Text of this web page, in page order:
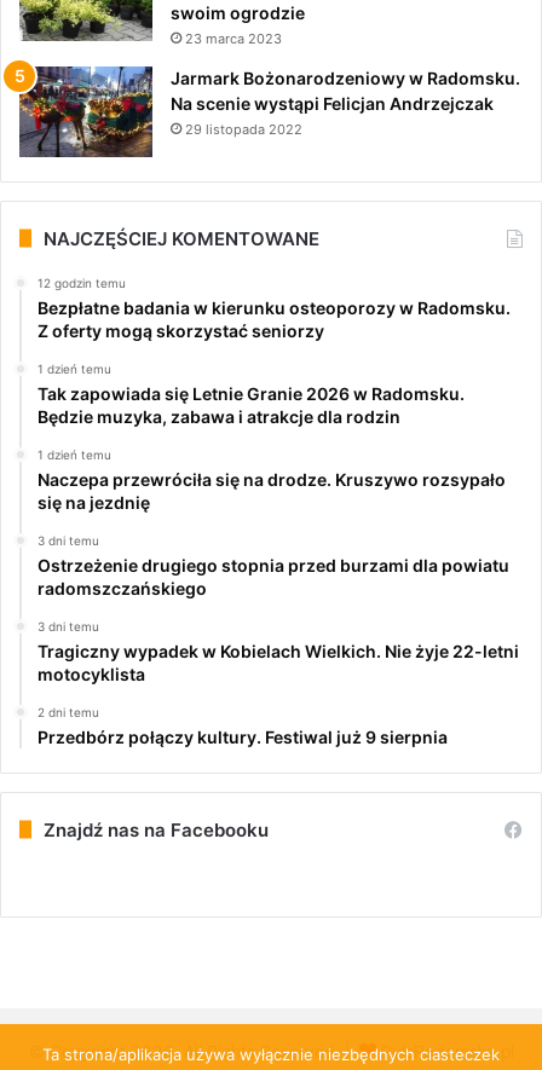
swoim ogrodzie
23 marca 2023
Jarmark Bożonarodzeniowy w Radomsku.
Na scenie wystąpi Felicjan Andrzejczak
29 listopada 2022
NAJCZĘŚCIEJ KOMENTOWANE
12 godzin temu
Bezpłatne badania w kierunku osteoporozy w Radomsku.
Z oferty mogą skorzystać seniorzy
1 dzień temu
Tak zapowiada się Letnie Granie 2026 w Radomsku.
Będzie muzyka, zabawa i atrakcje dla rodzin
1 dzień temu
Naczepa przewróciła się na drodze. Kruszywo rozsypało
się na jezdnię
3 dni temu
Ostrzeżenie drugiego stopnia przed burzami dla powiatu
radomszczańskiego
3 dni temu
Tragiczny wypadek w Kobielach Wielkich. Nie żyje 22-letni
motocyklista
2 dni temu
Przedbórz połączy kultury. Festiwal już 9 sierpnia
Znajdź nas na Facebooku
© Copyright 2026, All Rights Reserved | PulsRadomska.pl
Ta strona/aplikacja używa wyłącznie niezbędnych ciasteczek